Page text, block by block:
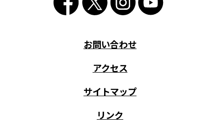
お問い合わせ
アクセス
サイトマップ
リンク